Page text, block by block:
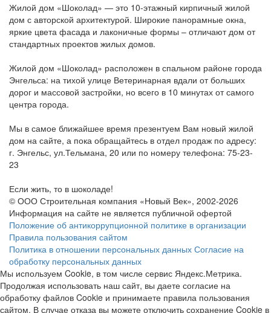
Жилой дом «Шоколад» — это 10-этажный кирпичный жилой
дом с авторской архитектурой. Широкие панорамные окна,
яркие цвета фасада и лаконичные формы – отличают дом от
стандартных проектов жилых домов.
Жилой дом «Шоколад» расположен в спальном районе города
Энгельса: на тихой улице Ветеринарная вдали от больших
дорог и массовой застройки, но всего в 10 минутах от самого
центра города.
Мы в самое ближайшее время презентуем Вам новый жилой
дом на сайте, а пока обращайтесь в отдел продаж по адресу:
г. Энгельс, ул.Тельмана, 20 или по номеру телефона: 75-23-
23
Если жить, то в шоколаде!
© ООО Строительная компания «Новый Век», 2002-2026
Информация на сайте не является публичной офертой
Положение об антикоррупционной политике в организации
Правила пользования сайтом
Политика в отношении персональных данных Согласие на
обработку персональных данных
Мы используем Cookie, в том числе сервис Яндекс.Метрика.
Продолжая использовать наш сайт, вы даете согласие на
обработку файлов Cookie и принимаете правила пользования
сайтом. В случае отказа вы можете отключить сохранение Cookie в